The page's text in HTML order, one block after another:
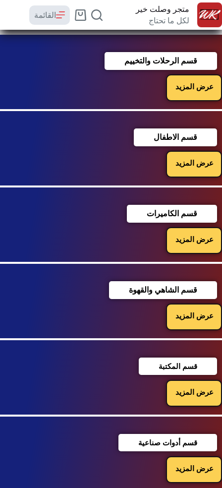
متجر وصلت خير
لكل ما تحتاج
القائمة
قسم الرحلات والتخييم
عرض المزيد
قسم الاطفال
عرض المزيد
قسم الكاميرات
عرض المزيد
قسم الشاهي والقهوة
عرض المزيد
قسم المكتبة
عرض المزيد
قسم أدوات صناعية
عرض المزيد